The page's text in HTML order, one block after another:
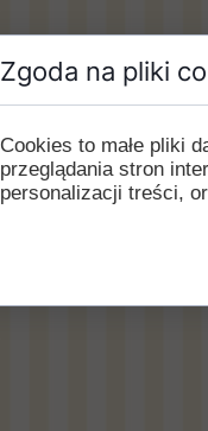
Zgoda na pliki
Cookies to małe pliki
przeglądania stron
personalizacji treści,